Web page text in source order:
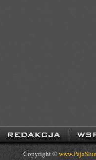
Copyright ©